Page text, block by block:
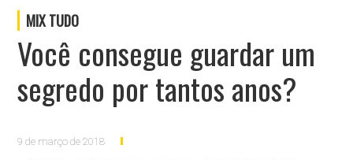
MIX TUDO
Você consegue guardar um
segredo por tantos anos?
9 de março de 2018